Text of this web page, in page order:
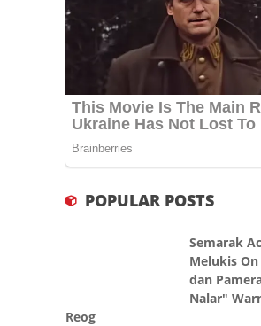
POPULAR POSTS
Semarak
Melukis
dan
Nalar"
Reog